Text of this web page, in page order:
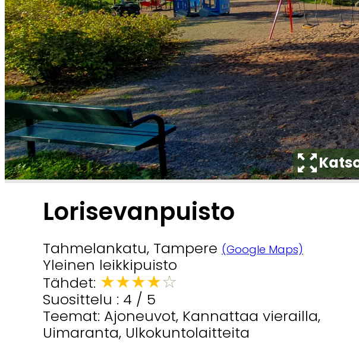
Lorisevanpuisto
Tahmelankatu, Tampere (Google Maps)
Yleinen leikkipuisto
Tähdet: ★★★★☆
Suosittelu : 4 / 5
Teemat: Ajoneuvot, Kannattaa vierailla,
Uimaranta, Ulkokuntolaitteita